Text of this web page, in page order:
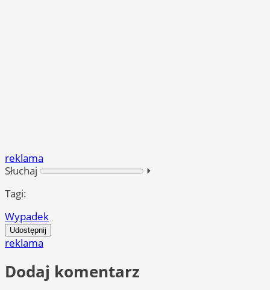
reklama
Słuchaj
⏵︎
Tagi:
Wypadek
Udostępnij
reklama
Dodaj komentarz